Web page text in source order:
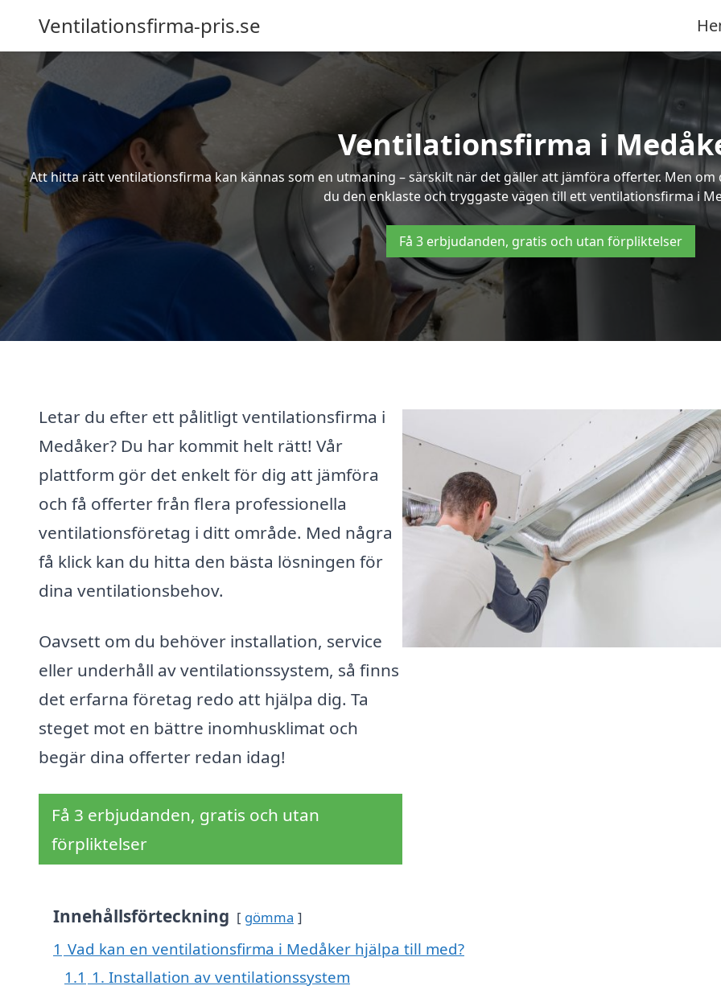
Ventilationsfirma-pris.se
Ventilationsfirma i
Att hitta rätt ventilationsfirma kan kännas som en utmaning – särskilt när det gäller att jämföra offerter. Men
du den enklaste och tryggaste vägen till ett ventilationsfirma i
Få 3 erbjudanden, gratis och utan förpliktelser
Letar du efter ett pålitligt ventilationsfirma i
Medåker? Du har kommit helt rätt! Vår
plattform gör det enkelt för dig att jämföra
och få offerter från flera professionella
ventilationsföretag i ditt område. Med några
få klick kan du hitta den bästa lösningen för
dina ventilationsbehov.
Oavsett om du behöver installation, service
eller underhåll av ventilationssystem, så finns
det erfarna företag redo att hjälpa dig. Ta
steget mot en bättre inomhusklimat och
begär dina offerter redan idag!
Få 3 erbjudanden, gratis och utan
förpliktelser
Innehållsförteckning gömma
1 Vad kan en ventilationsfirma i Medåker hjälpa till med?
1.1 1. Installation av ventilationssystem